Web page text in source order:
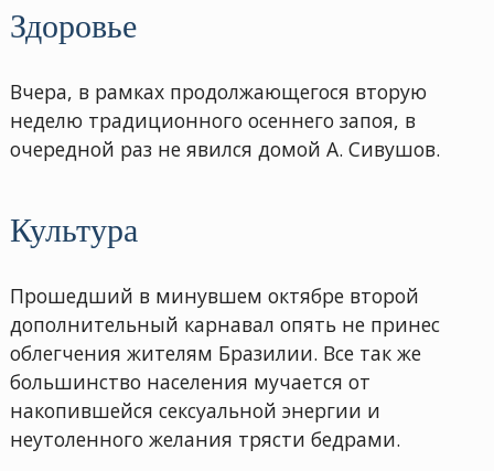
Здоровье
Вчера, в рамках продолжающегося вторую
неделю традиционного осеннего запоя, в
очередной раз не явился домой А. Сивушов.
Культура
Прошедший в минувшем октябре второй
дополнительный карнавал опять не принес
облегчения жителям Бразилии. Все так же
большинство населения мучается от
накопившейся сексуальной энергии и
неутоленного желания трясти бедрами.